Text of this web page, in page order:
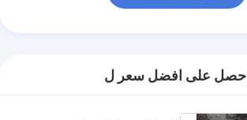
احصل على افضل سعر ل